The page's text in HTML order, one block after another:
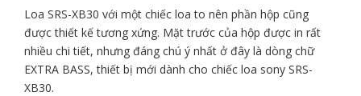
Loa SRS-XB30 với một chiếc loa to nên phần hộp cũng
được thiết kế tương xứng. Mặt trước của hộp được in rất
nhiều chi tiết, nhưng đáng chú ý nhất ở đây là dòng chữ
EXTRA BASS, thiết bị mới dành cho chiếc loa sony SRS-
XB30.